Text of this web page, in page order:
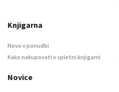
Knjigarna
Novo v ponudbi
Kako nakupovati v spletni knjigarni
Novice